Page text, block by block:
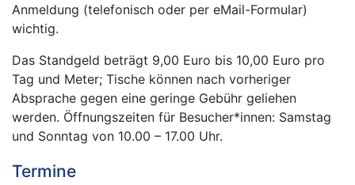
Anmeldung (telefonisch oder per eMail-Formular)
wichtig.
Das Standgeld beträgt 9,00 Euro bis 10,00 Euro pro
Tag und Meter; Tische können nach vorheriger
Absprache gegen eine geringe Gebühr geliehen
werden. Öffnungszeiten für Besucher*innen: Samstag
und Sonntag von 10.00 – 17.00 Uhr.
Termine